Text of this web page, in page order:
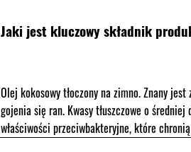
Jaki jest kluczowy składnik
Olej kokosowy tłoczony na zimno. Znany
gojenia się ran. Kwasy tłuszczowe o
właściwości przeciwbakteryjne, które